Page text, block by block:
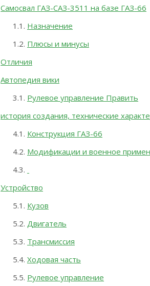
Самосвал ГАЗ-САЗ-3511 на базе ГАЗ-66
Назначение
Плюсы и минусы
Отличия
Автопедия вики
Рулевое управление Править
история создания, технические
Конструкция ГАЗ-66
Модификации и военное
Устройство
Кузов
Двигатель
Трансмиссия
Ходовая часть
Рулевое управление